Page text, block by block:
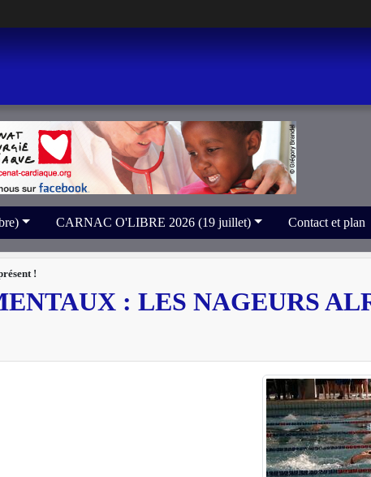
CARNAC O'LIBRE 2026 (19 juillet) Contact et plan
!
: LES NAGEURS